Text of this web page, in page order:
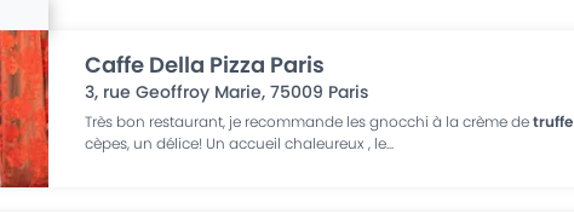
Caffe Della Pizza Paris
3, rue Geoffroy Marie,75009 Paris
Très bon restaurant, je recommande les gnocchi à la crème detruffe
cèpes, un délice! Un accueil chaleureux , le...